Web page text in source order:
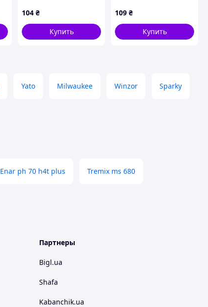
104 ₴
Купить
3/8" (PT-1809)
109 ₴
Купить
Yato Milwaukee Winzor Sparky
Enar ph 70 h4t plus Tremix ms 680
Партнеры
Bigl.ua
Shafa
Kabanchik.ua